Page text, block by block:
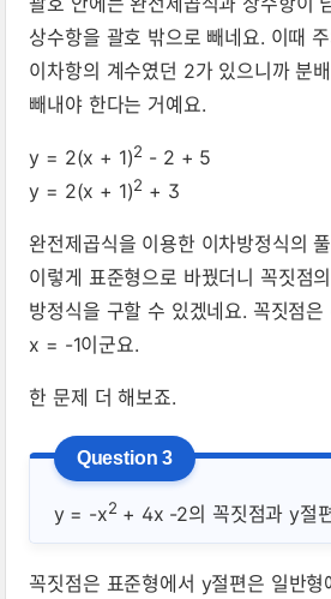
상수항을 괄호 밖으로 빼네요. 이때
이차항의 계수였던 2가 있으니까 분
빼내야 한다는 거예요.
y = 2(x + 1)2 - 2 + 5
y = 2(x + 1)2 + 3
완전제곱식을 이용한 이차방정식의
이렇게 표준형으로 바꿨더니 꼭짓점
방정식을 구할 수 있겠네요. 꼭짓점
x = -1이군요.
한 문제 더 해보죠.
y = -x2 + 4x -2의 꼭짓점과 y절
꼭짓점은 표준형에서 y절편은 일반